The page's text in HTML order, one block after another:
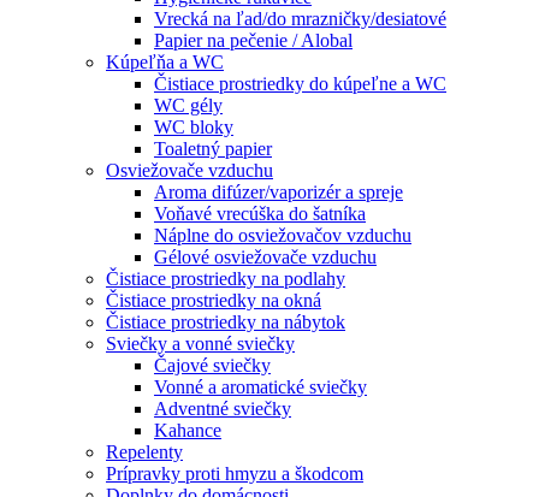
Vrecká na ľad/do mrazničky/desiatové
Papier na pečenie / Alobal
Kúpeľňa a WC
Čistiace prostriedky do kúpeľne a WC
WC gély
WC bloky
Toaletný papier
Osviežovače vzduchu
Aroma difúzer/vaporizér a spreje
Voňavé vrecúška do šatníka
Náplne do osviežovačov vzduchu
Gélové osviežovače vzduchu
Čistiace prostriedky na podlahy
Čistiace prostriedky na okná
Čistiace prostriedky na nábytok
Sviečky a vonné sviečky
Čajové sviečky
Vonné a aromatické sviečky
Adventné sviečky
Kahance
Repelenty
Prípravky proti hmyzu a škodcom